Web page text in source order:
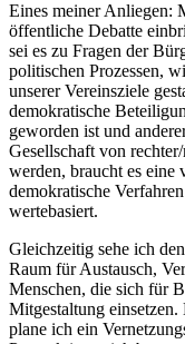
Eines meiner Anliegen:
öffentliche Debatte
sei es zu Fragen der
politischen Prozessen,
unserer Vereinsziele
demokratische
geworden ist und
Gesellschaft von
werden, braucht es eine
demokratische
wertebasiert.
Gleichzeitig sehe ich
Raum für Austausch,
Menschen, die sich für
Mitgestaltung
plane ich ein